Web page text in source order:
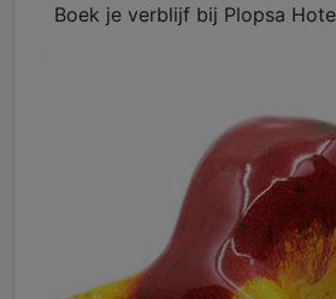
Boek je verblijf bij Plopsa